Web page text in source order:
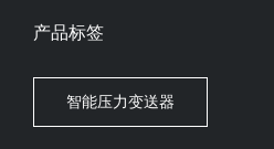
产品标签
智能压力变送器